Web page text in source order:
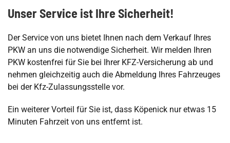
Unser Service ist Ihre Sicherheit!
Der Service von uns bietet Ihnen nach dem Verkauf Ihres
PKW an uns die notwendige Sicherheit. Wir melden Ihren
PKW kostenfrei für Sie bei Ihrer KFZ-Versicherung ab und
nehmen gleichzeitig auch die Abmeldung Ihres Fahrzeuges
bei der Kfz-Zulassungsstelle vor.
Ein weiterer Vorteil für Sie ist, dass Köpenick nur etwas 15
Minuten Fahrzeit von uns entfernt ist.